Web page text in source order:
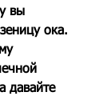
вы
ока.
давайте